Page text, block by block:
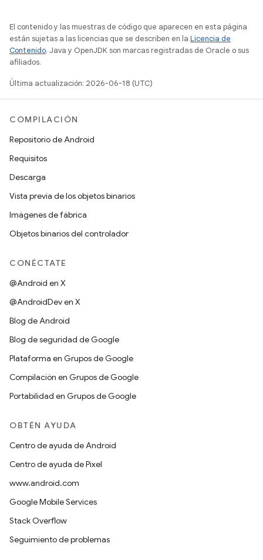
El contenido y las muestras de código que aparecen en esta página
están sujetas a las licencias que se describen en la Licencia de
Contenido. Java y OpenJDK son marcas registradas de Oracle o sus
afiliados.
Última actualización: 2026-06-18 (UTC)
COMPILACIÓN
Repositorio de Android
Requisitos
Descarga
Vista previa de los objetos binarios
Imágenes de fábrica
Objetos binarios del controlador
CONÉCTATE
@Android en X
@AndroidDev en X
Blog de Android
Blog de seguridad de Google
Plataforma en Grupos de Google
Compilación en Grupos de Google
Portabilidad en Grupos de Google
OBTÉN AYUDA
Centro de ayuda de Android
Centro de ayuda de Pixel
www.android.com
Google Mobile Services
Stack Overflow
Seguimiento de problemas